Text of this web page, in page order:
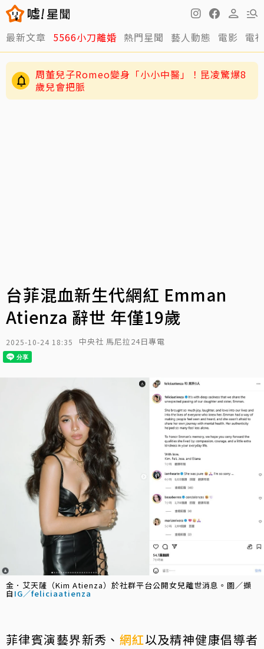
最新文章 5566小刀離婚 熱門星聞 藝人動態 電影 電
周董兒子Romeo變身「小小中醫」！昆凌驚爆8
歲兒會把脈
台菲混血新生代網紅 Emman
Atienza 辭世 年僅19歲
2025-10-24 18:35 中央社 馬尼拉24日專電
金．艾天薩（Kim Atienza）於社群平台公開女兒離世消息。圖／擷
自 IG／feliciaatienza
菲律賓演藝界新秀、 網紅以及精神健康倡導者